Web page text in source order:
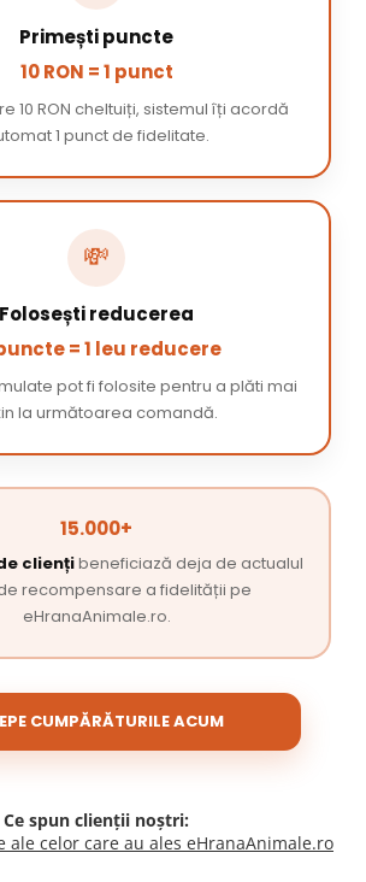
Primești puncte
10 RON = 1 punct
10 RON cheltuiți, sistemul îți acordă
1 punct de fidelitate.
💸
Folosești reducerea
= 1 leu reducere
pot fi folosite pentru a plăti mai
la următoarea comandă.
15.000+
cliențibeneficiază deja de actualul
recompensare a fidelității pe
eHranaAnimale.ro.
CUMPĂRĂTURILE ACUM
Ce spun clienții noștri:
ale celor care au ales eHranaAnimale.ro